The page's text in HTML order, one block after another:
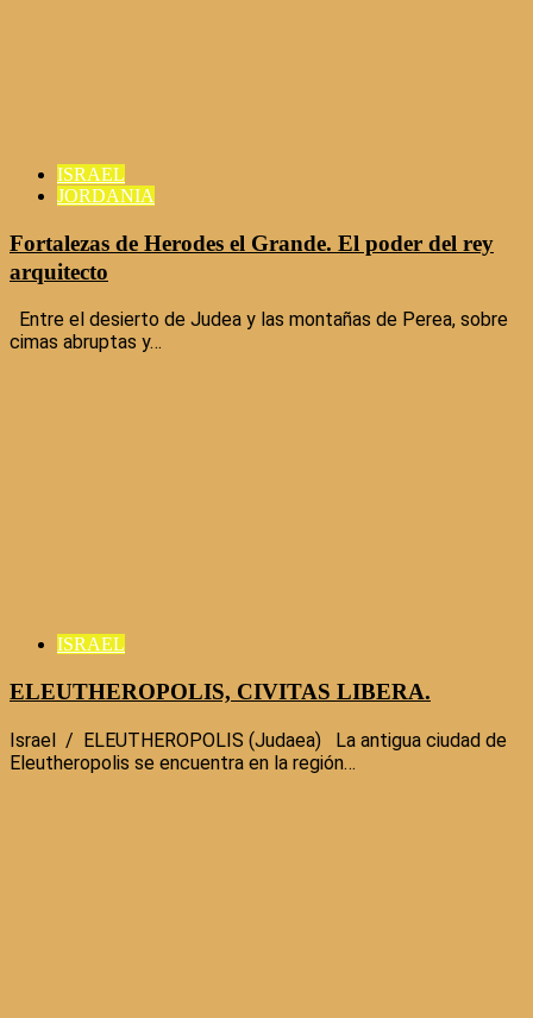
ISRAEL
JORDANIA
Fortalezas de Herodes el Grande. El poder del rey
arquitecto
Entre el desierto de Judea y las montañas de Perea, sobre
cimas abruptas y…
ISRAEL
ELEUTHEROPOLIS, CIVITAS LIBERA.
Israel / ELEUTHEROPOLIS (Judaea) La antigua ciudad de
Eleutheropolis se encuentra en la región…